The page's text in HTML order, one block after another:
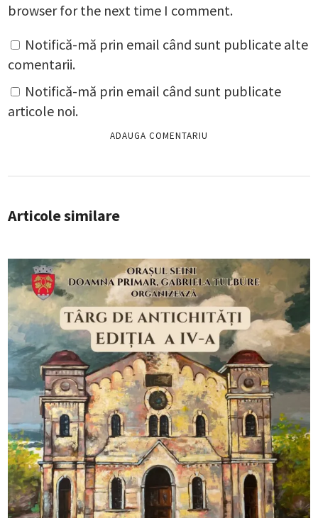
browser for the next time I comment.
Notifică-mă prin email când sunt publicate alte
comentarii.
Notifică-mă prin email când sunt publicate
articole noi.
Articole similare